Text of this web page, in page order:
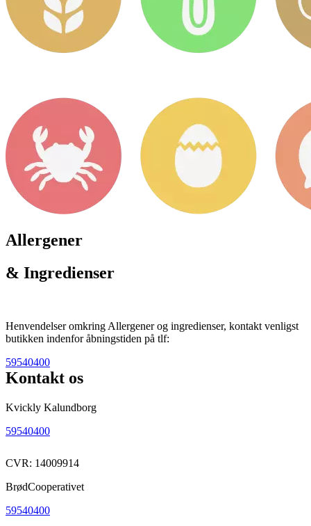
Allergener
& Ingredienser
Henvendelser omkring Allergener og ingredienser, kontakt venligst
butikken indenfor åbningstiden på tlf:
59540400
Kontakt os
Kvickly Kalundborg
59540400
CVR: 14009914
BrødCooperativet
59540400